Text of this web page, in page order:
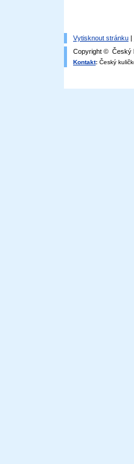
Vytisknout stránku |
Copyright © Český
Kontakt: Český